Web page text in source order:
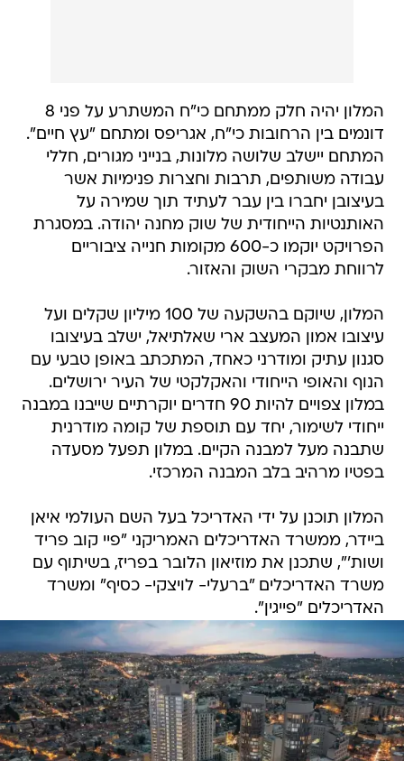
המלון יהיה חלק ממתחם כי"ח המשתרע על פני 8
דונמים בין הרחובות כי"ח, אגריפס ומתחם "עץ חיים".
המתחם יישלב שלושה מלונות, בנייני מגורים, חללי
עבודה משותפים, תרבות וחצרות פנימיות אשר
בעיצובן יחברו בין עבר לעתיד תוך שמירה על
האותנטיות הייחודית של שוק מחנה יהודה. במסגרת
הפרויקט יוקמו כ-600 מקומות חנייה ציבוריים
לרווחת מבקרי השוק והאזור.
המלון, שיוקם בהשקעה של 100 מיליון שקלים ועל
עיצובו אמון המעצב ארי שאלתיאל, ישלב בעיצובו
סגנון עתיק ומודרני כאחד, המתכתב באופן טבעי עם
הנוף והאופי הייחודי והאקלקטי של העיר ירושלים.
במלון צפויים להיות 90 חדרים יוקרתיים שייבנו במבנה
ייחודי לשימור, יחד עם תוספת של קומה מודרנית
שתבנה מעל למבנה הקיים. במלון תפעל מסעדה
בפטיו מרהיב בלב המבנה המרכזי.
המלון תוכנן על ידי האדריכל בעל השם העולמי איאן
ביידר, ממשרד האדריכלים האמריקני "פיי קוב פריד
ושות'", שתכנן את מוזיאון הלובר בפריז, בשיתוף עם
משרד האדריכלים "ברעלי- לויצקי- כסיף" ומשרד
האדריכלים "פייגין".